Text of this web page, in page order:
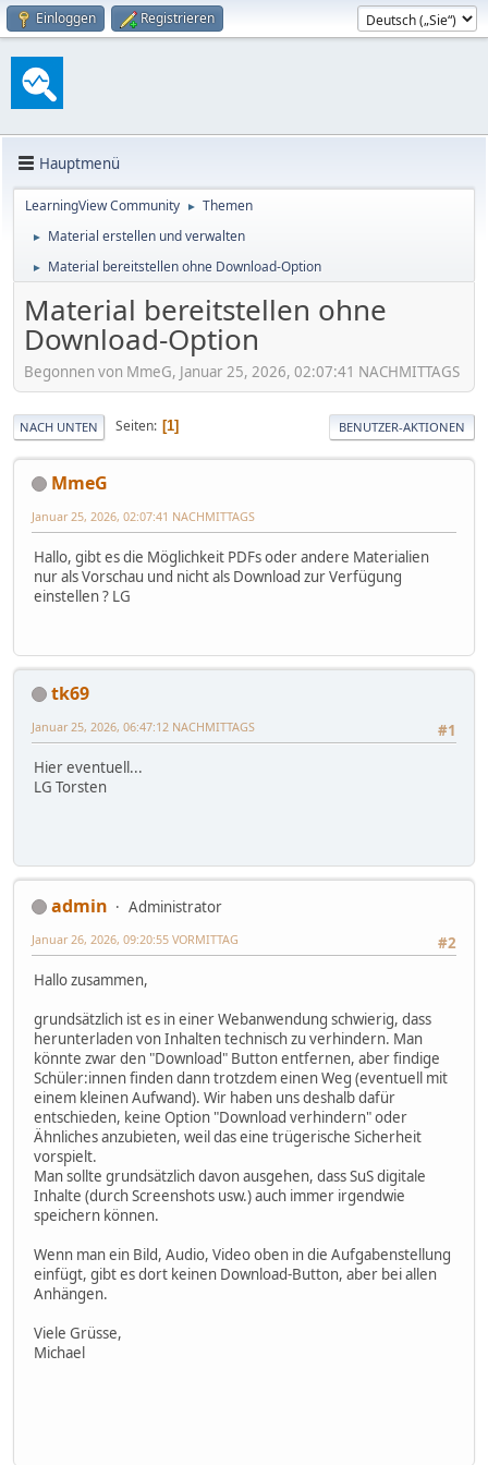
Einloggen Registrieren
Hauptmenü
LearningView Community ► Themen
► Material erstellen und verwalten
► Material bereitstellen ohne Download-Option
Material bereitstellen ohne
Download-Option
Begonnen von MmeG, Januar 25, 2026, 02:07:41 NACHMITTAGS
NACH UNTEN Seiten 1 BENUTZER-AKTIONEN
MmeG
Januar 25, 2026, 02:07:41 NACHMITTAGS
Hallo, gibt es die Möglichkeit PDFs oder andere Materialien
nur als Vorschau und nicht als Download zur Verfügung
einstellen ? LG
tk69
#1
Januar 25, 2026, 06:47:12 NACHMITTAGS
Hier eventuell...
LG Torsten
admin
Administrator
#2
Januar 26, 2026, 09:20:55 VORMITTAG
Hallo zusammen,
grundsätzlich ist es in einer Webanwendung schwierig, dass
herunterladen von Inhalten technisch zu verhindern. Man
könnte zwar den "Download" Button entfernen, aber findige
Schüler:innen finden dann trotzdem einen Weg (eventuell mit
einem kleinen Aufwand). Wir haben uns deshalb dafür
entschieden, keine Option "Download verhindern" oder
Ähnliches anzubieten, weil das eine trügerische Sicherheit
vorspielt.
Man sollte grundsätzlich davon ausgehen, dass SuS digitale
Inhalte (durch Screenshots usw.) auch immer irgendwie
speichern können.
Wenn man ein Bild, Audio, Video oben in die Aufgabenstellung
einfügt, gibt es dort keinen Download-Button, aber bei allen
Anhängen.
Viele Grüsse,
Michael